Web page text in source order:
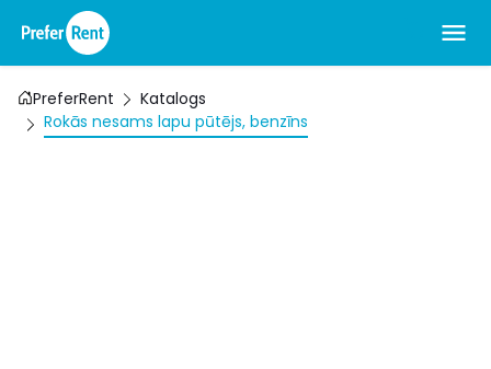
PreferRent
Katalogs
Rokās nesams lapu pūtējs, benzīns